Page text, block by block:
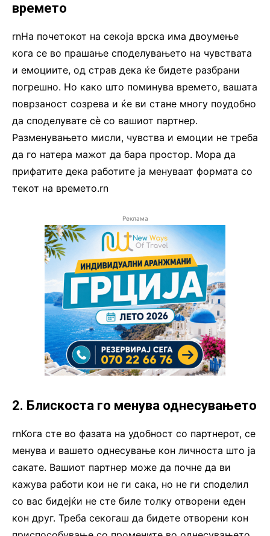
времето
rnНа почетокот на секоја врска има двоумење
кога се во прашање споделувањето на чувствата
и емоциите, од страв дека ќе бидете разбрани
погрешно. Но како што поминува времето, вашата
поврзаност созрева и ќе ви стане многу поудобно
да споделувате сè со вашиот партнер.
Разменувањето мисли, чувства и емоции не треба
да го натера мажот да бара простор. Мора да
прифатите дека работите ја менуваат формата со
текот на времето.rn
Реклама
2. Блискоста го менува однесувањето
rnКога сте во фазата на удобност со партнерот, се
менува и вашето однесување кон личноста што ја
сакате. Вашиот партнер може да почне да ви
кажува работи кои не ги сака, но не ги споделил
со вас бидејќи не сте биле толку отворени еден
кон друг. Треба секогаш да бидете отворени кон